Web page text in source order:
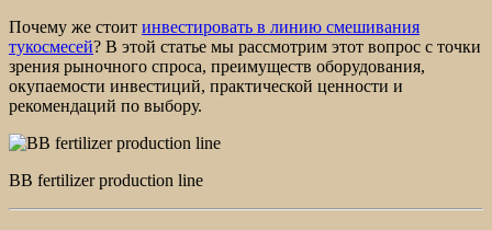
Почему же стоит инвестировать в линию смешивания
тукосмесей? В этой статье мы рассмотрим этот вопрос с точки
зрения рыночного спроса, преимуществ оборудования,
окупаемости инвестиций, практической ценности и
рекомендаций по выбору.
BB fertilizer production line